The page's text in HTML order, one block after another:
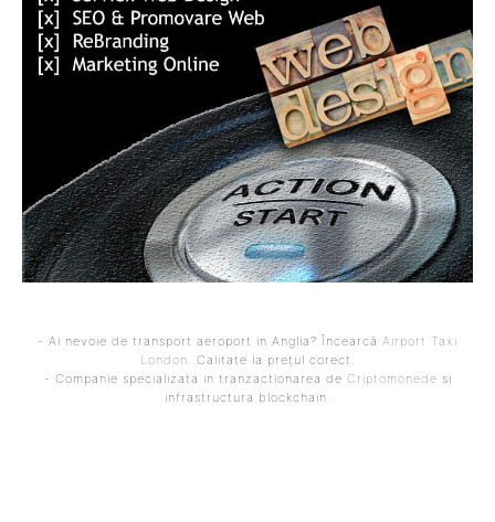
- Ai nevoie de transport aeroport in Anglia? Încearcă Airport Taxi
London . Calitate la prețul corect.
- Companie specializata in tranzactionarea de Criptomonede si
infrastructura blockchain.